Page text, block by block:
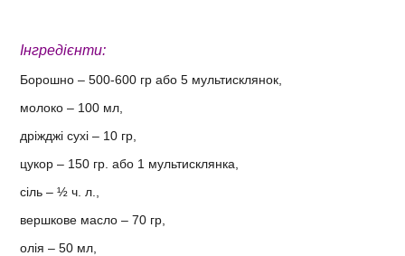
Інгредієнти:
Борошно – 500-600 гр або 5 мультисклянок,
молоко – 100 мл,
дріжджі сухі – 10 гр,
цукор – 150 гр. або 1 мультисклянка,
сіль – ½ ч. л.,
вершкове масло – 70 гр,
олія – 50 мл,